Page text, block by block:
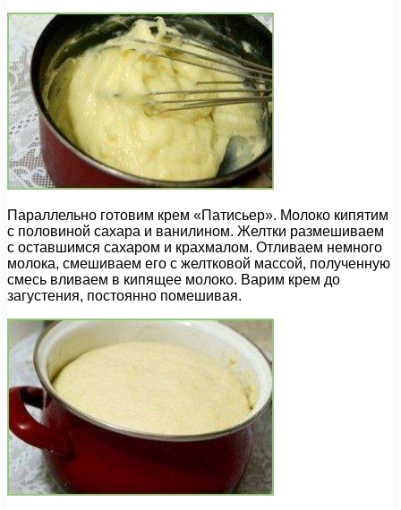
Параллельно готовим крем «Патисьер». Молоко кипятим
с половиной сахара и ванилином. Желтки размешиваем
с оставшимся сахаром и крахмалом. Отливаем немного
молока, смешиваем его с желтковой массой, полученную
смесь вливаем в кипящее молоко. Варим крем до
загустения, постоянно помешивая.